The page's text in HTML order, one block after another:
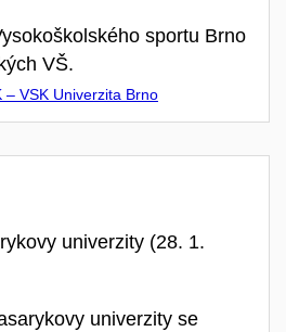
sportu Brno
VŠ.
– VSK Univerzita Brno
univerzity (28. 1.
univerzity se